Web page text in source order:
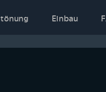
Einbau